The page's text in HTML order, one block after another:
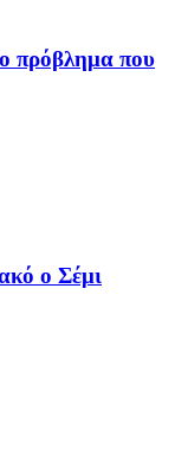
πρόβλημα που
ο Σέμι